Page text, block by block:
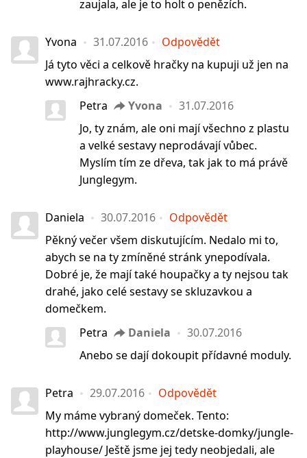
zaujala, ale je to holt o penězích.
Yvona 31.07.2016
Odpovědět
Já tyto věci a celkově hračky na kupuji už jen na
www.rajhracky.cz.
Petra
Yvona
31.07.2016
Jo, ty znám, ale oni mají všechno z plastu
a velké sestavy neprodávají vůbec.
Myslím tím ze dřeva, tak jak to má právě
Junglegym.
Daniela 30.07.2016
Odpovědět
Pěkný večer všem diskutujícím. Nedalo mi to,
abych se na ty zmíněné stránk ynepodívala.
Dobré je, že mají také houpačky a ty nejsou tak
drahé, jako celé sestavy se skluzavkou a
domečkem.
Petra
Daniela
30.07.2016
Anebo se dají dokoupit přídavné moduly.
Petra 29.07.2016
Odpovědět
My máme vybraný domeček. Tento:
http://www.junglegym.cz/detske-domky/jungle-
playhouse/ Ještě jsme jej tedy neobjedali, ale